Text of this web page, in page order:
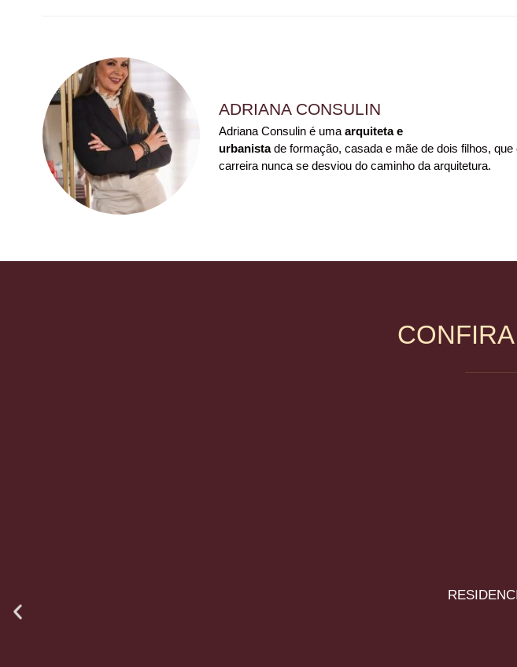
ADRIANA CONSULIN
Adriana Consulin é umaarquiteta e
urbanistade formação, casada e mãe de dois filhos,
carreira nunca se desviou do caminho da arquitetura.